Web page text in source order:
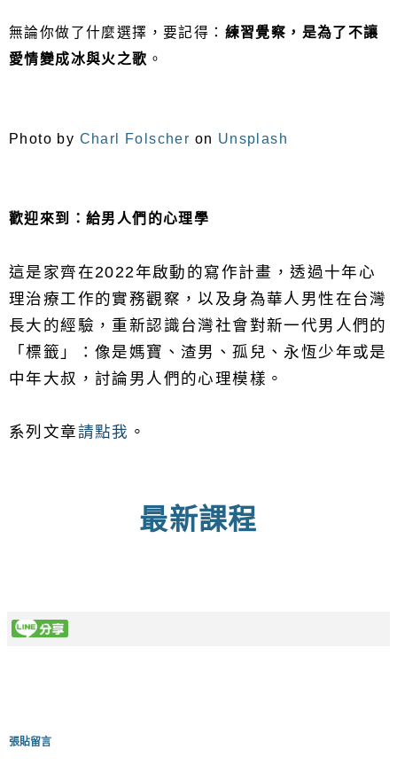
無論你做了什麼選擇，要記得： 練習覺察，是為了不讓
愛情變成冰與火之歌 。
Photo by Charl Folscher on Unsplash
歡迎來到：給男人們的心理學
這是家齊在2022年啟動的寫作計畫，透過十年心
理治療工作的實務觀察，以及身為華人男性在台灣
長大的經驗，重新認識台灣社會對新一代男人們的
「標籤」：像是媽寶、渣男、孤兒、永恆少年或是
中年大叔，討論男人們的心理模樣。
系列文章請點我 。
最新課程
張貼留言